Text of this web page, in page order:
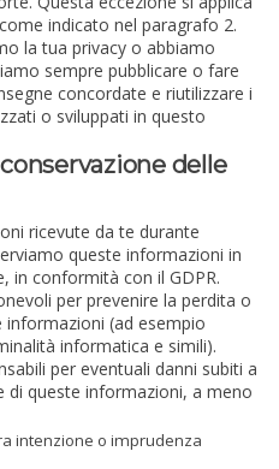
indicato nel paragrafo 2.
la tua privacy o abbiamo
sempre pubblicare o fare
concordate e riutilizzare i
o sviluppati in questo
delle
ricevute da te durante
queste informazioni in
in conformità con il GDPR.
per prevenire la perdita o
(ad esempio
informatica e simili).
per eventuali danni subiti a
di queste informazioni, a meno
intenzione o imprudenza